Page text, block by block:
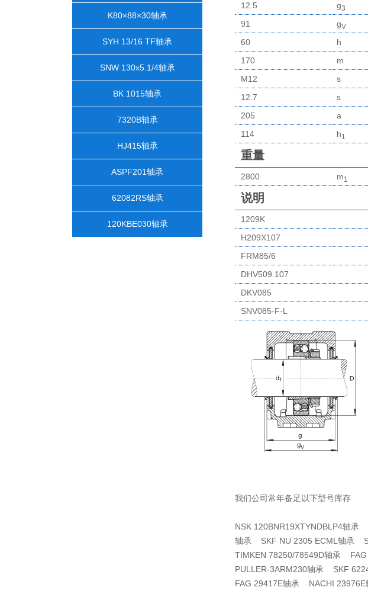
K80×88×30轴承
SYH 13/16 TF轴承
SNW 130x5.1/4轴承
BK 1015轴承
7320B轴承
HJ415轴承
ASPF201轴承
62082RS轴承
120KBE030轴承
12.5
g3
91
gV
60
h
170
m
M12
s
12.7
s
205
a
114
h1
重量
2800 m1
说明
1209K
H209X107
FRM85/6
DHV509.107
DKV085
SNV085-F-L
我们公司常年备足以下型号库存
NSK 120BNR19XTYNDBLP4轴
轴承 SKF NU 2305 ECML轴承
TIMKEN 78250/78549D轴承
PULLER-3ARM230轴承 SKF
FAG 29417E轴承 NACHI